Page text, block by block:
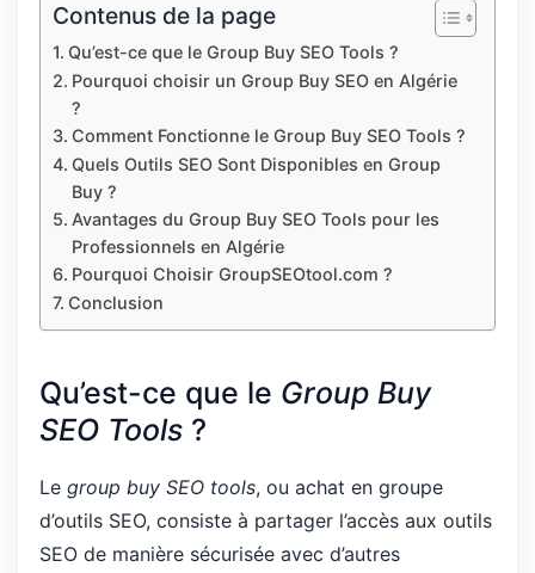
Contenus de la page
Qu’est-ce que le Group Buy SEO Tools ?
Pourquoi choisir un Group Buy SEO en Algérie
?
Comment Fonctionne le Group Buy SEO Tools ?
Quels Outils SEO Sont Disponibles en Group
Buy ?
Avantages du Group Buy SEO Tools pour les
Professionnels en Algérie
Pourquoi Choisir GroupSEOtool.com ?
Conclusion
Qu’est-ce que le Group Buy
SEO Tools ?
Le group buy SEO tools, ou achat en groupe
d’outils SEO, consiste à partager l’accès aux outils
SEO de manière sécurisée avec d’autres